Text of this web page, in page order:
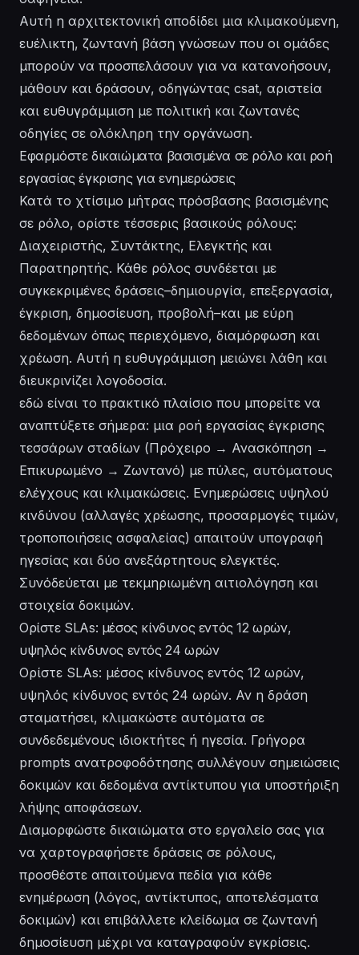
Αυτή η αρχιτεκτονική αποδίδει μια κλιμακούμενη,
ευέλικτη, ζωντανή βάση γνώσεων που οι ομάδες
μπορούν να προσπελάσουν για να κατανοήσουν,
μάθουν και δράσουν, οδηγώντας csat, αριστεία
και ευθυγράμμιση με πολιτική και ζωντανές
οδηγίες σε ολόκληρη την οργάνωση.
Εφαρμόστε δικαιώματα βασισμένα σε ρόλο και ροή
εργασίας έγκρισης για ενημερώσεις
Κατά το χτίσιμο μήτρας πρόσβασης βασισμένης
σε ρόλο, ορίστε τέσσερις βασικούς ρόλους:
Διαχειριστής, Συντάκτης, Ελεγκτής και
Παρατηρητής. Κάθε ρόλος συνδέεται με
συγκεκριμένες δράσεις–δημιουργία, επεξεργασία,
έγκριση, δημοσίευση, προβολή–και με εύρη
δεδομένων όπως περιεχόμενο, διαμόρφωση και
χρέωση. Αυτή η ευθυγράμμιση μειώνει λάθη και
διευκρινίζει λογοδοσία.
εδώ είναι το πρακτικό πλαίσιο που μπορείτε να
αναπτύξετε σήμερα: μια ροή εργασίας έγκρισης
τεσσάρων σταδίων (Πρόχειρο → Ανασκόπηση →
Επικυρωμένο → Ζωντανό) με πύλες, αυτόματους
ελέγχους και κλιμακώσεις. Ενημερώσεις υψηλού
κινδύνου (αλλαγές χρέωσης, προσαρμογές τιμών,
τροποποιήσεις ασφαλείας) απαιτούν υπογραφή
ηγεσίας και δύο ανεξάρτητους ελεγκτές.
Συνόδεύεται με τεκμηριωμένη αιτιολόγηση και
στοιχεία δοκιμών.
Ορίστε SLAs: μέσος κίνδυνος εντός 12 ωρών,
υψηλός κίνδυνος εντός 24 ωρών
Ορίστε SLAs: μέσος κίνδυνος εντός 12 ωρών,
υψηλός κίνδυνος εντός 24 ωρών. Αν η δράση
σταματήσει, κλιμακώστε αυτόματα σε
συνδεδεμένους ιδιοκτήτες ή ηγεσία. Γρήγορα
prompts ανατροφοδότησης συλλέγουν σημειώσεις
δοκιμών και δεδομένα αντίκτυπου για υποστήριξη
λήψης αποφάσεων.
Διαμορφώστε δικαιώματα στο εργαλείο σας για
να χαρτογραφήσετε δράσεις σε ρόλους,
προσθέστε απαιτούμενα πεδία για κάθε
ενημέρωση (λόγος, αντίκτυπος, αποτελέσματα
δοκιμών) και επιβάλλετε κλείδωμα σε ζωντανή
δημοσίευση μέχρι να καταγραφούν εγκρίσεις.